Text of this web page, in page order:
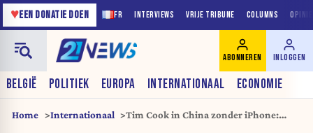
FR INTERVIEWS VRIJE TRIBUNE COLUMNS
♥EEN DONATIE DOEN
BELGIË POLITIEK EUROPA INTERNATIONAAL ECONOMIE
ABONNEREN INLOGGEN
Home Internationaal
Tim Cook in China zonder iPhone: